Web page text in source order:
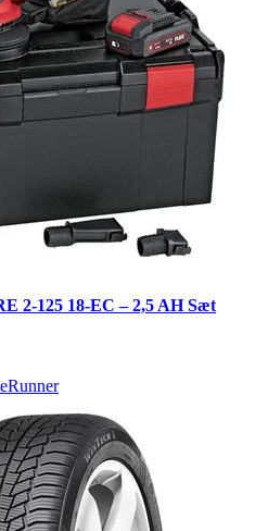
2-125 18-EC – 2,5 AH Sæt